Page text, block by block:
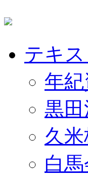
テキス
年
黒
久
白